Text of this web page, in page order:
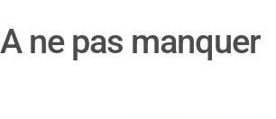
A ne pas manquer